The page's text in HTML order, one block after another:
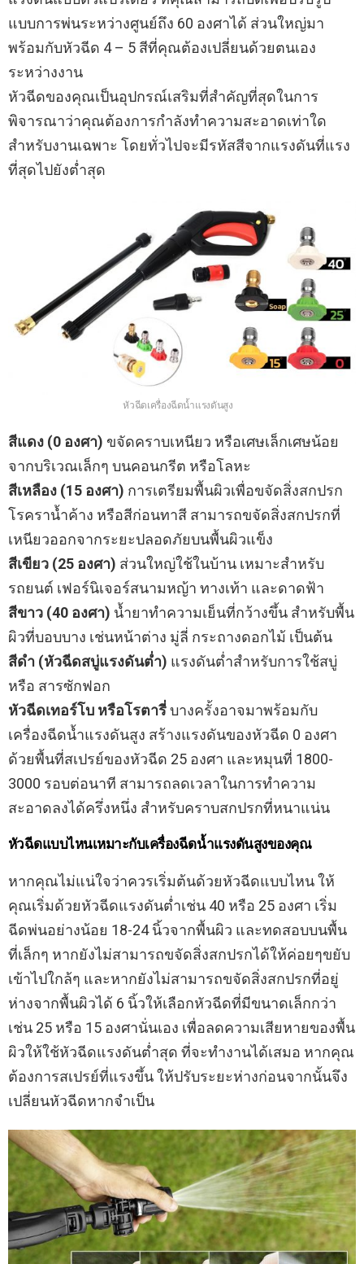
แบบการพ่นระหว่างศูนย์ถึง 60 องศาได้ ส่วนใหญ่มา
พร้อมกับหัวฉีด 4 – 5 สีที่คุณต้องเปลี่ยนด้วยตนเอง
ระหว่างงาน
หัวฉีดของคุณเป็นอุปกรณ์เสริมที่สำคัญที่สุดในการ
พิจารณาว่าคุณต้องการกำลังทำความสะอาดเท่าใด
สำหรับงานเฉพาะ โดยทั่วไปจะมีรหัสสีจากแรงดันที่แรง
ที่สุดไปยังต่ำสุด
หัวฉีดเครื่องฉีดน้ำแรงดันสูง
สีแดง (0 องศา) ขจัดคราบเหนียว หรือเศษเล็กเศษน้อย
จากบริเวณเล็กๆ บนคอนกรีต หรือโลหะ
สีเหลือง (15 องศา) การเตรียมพื้นผิวเพื่อขจัดสิ่งสกปรก
โรคราน้ำค้าง หรือสีก่อนทาสี สามารถขจัดสิ่งสกปรกที่
เหนียวออกจากระยะปลอดภัยบนพื้นผิวแข็ง
สีเขียว (25 องศา) ส่วนใหญ่ใช้ในบ้าน เหมาะสำหรับ
รถยนต์ เฟอร์นิเจอร์สนามหญ้า ทางเท้า และดาดฟ้า
สีขาว (40 องศา) น้ำยาทำความเย็นที่กว้างขึ้น สำหรับพื้น
ผิวที่บอบบาง เช่นหน้าต่าง มู่ลี่ กระถางดอกไม้ เป็นต้น
สีดำ (หัวฉีดสบู่แรงดันต่ำ) แรงดันต่ำสำหรับการใช้สบู่
หรือ สารซักฟอก
หัวฉีดเทอร์โบ หรือโรตารี่บางครั้งอาจมาพร้อมกับ
เครื่องฉีดน้ำแรงดันสูง สร้างแรงดันของหัวฉีด 0 องศา
ด้วยพื้นที่สเปรย์ของหัวฉีด 25 องศา และหมุนที่ 1800-
3000 รอบต่อนาที สามารถลดเวลาในการทำความ
สะอาดลงได้ครึ่งหนึ่ง สำหรับคราบสกปรกที่หนาแน่น
หัวฉีดแบบไหนเหมาะกับเครื่องฉีดน้ำแรงดันสูงของคุณ
หากคุณไม่แน่ใจว่าควรเริ่มต้นด้วยหัวฉีดแบบไหน ให้
คุณเริ่มด้วยหัวฉีดแรงดันต่ำเช่น 40 หรือ 25 องศา เริ่ม
ฉีดพ่นอย่างน้อย 18-24 นิ้วจากพื้นผิว และทดสอบบนพื้น
ที่เล็กๆ หากยังไม่สามารถขจัดสิ่งสกปรกได้ให้ค่อยๆขยับ
เข้าไปใกล้ๆ และหากยังไม่สามารถขจัดสิ่งสกปรกที่อยู่
ห่างจากพื้นผิวได้ 6 นิ้วให้เลือกหัวฉีดที่มีขนาดเล็กกว่า
เช่น 25 หรือ 15 องศานั่นเอง เพื่อลดความเสียหายของพื้น
ผิวให้ใช้หัวฉีดแรงดันต่ำสุด ที่จะทำงานได้เสมอ หากคุณ
ต้องการสเปรย์ที่แรงขึ้น ให้ปรับระยะห่างก่อนจากนั้นจึง
เปลี่ยนหัวฉีดหากจำเป็น